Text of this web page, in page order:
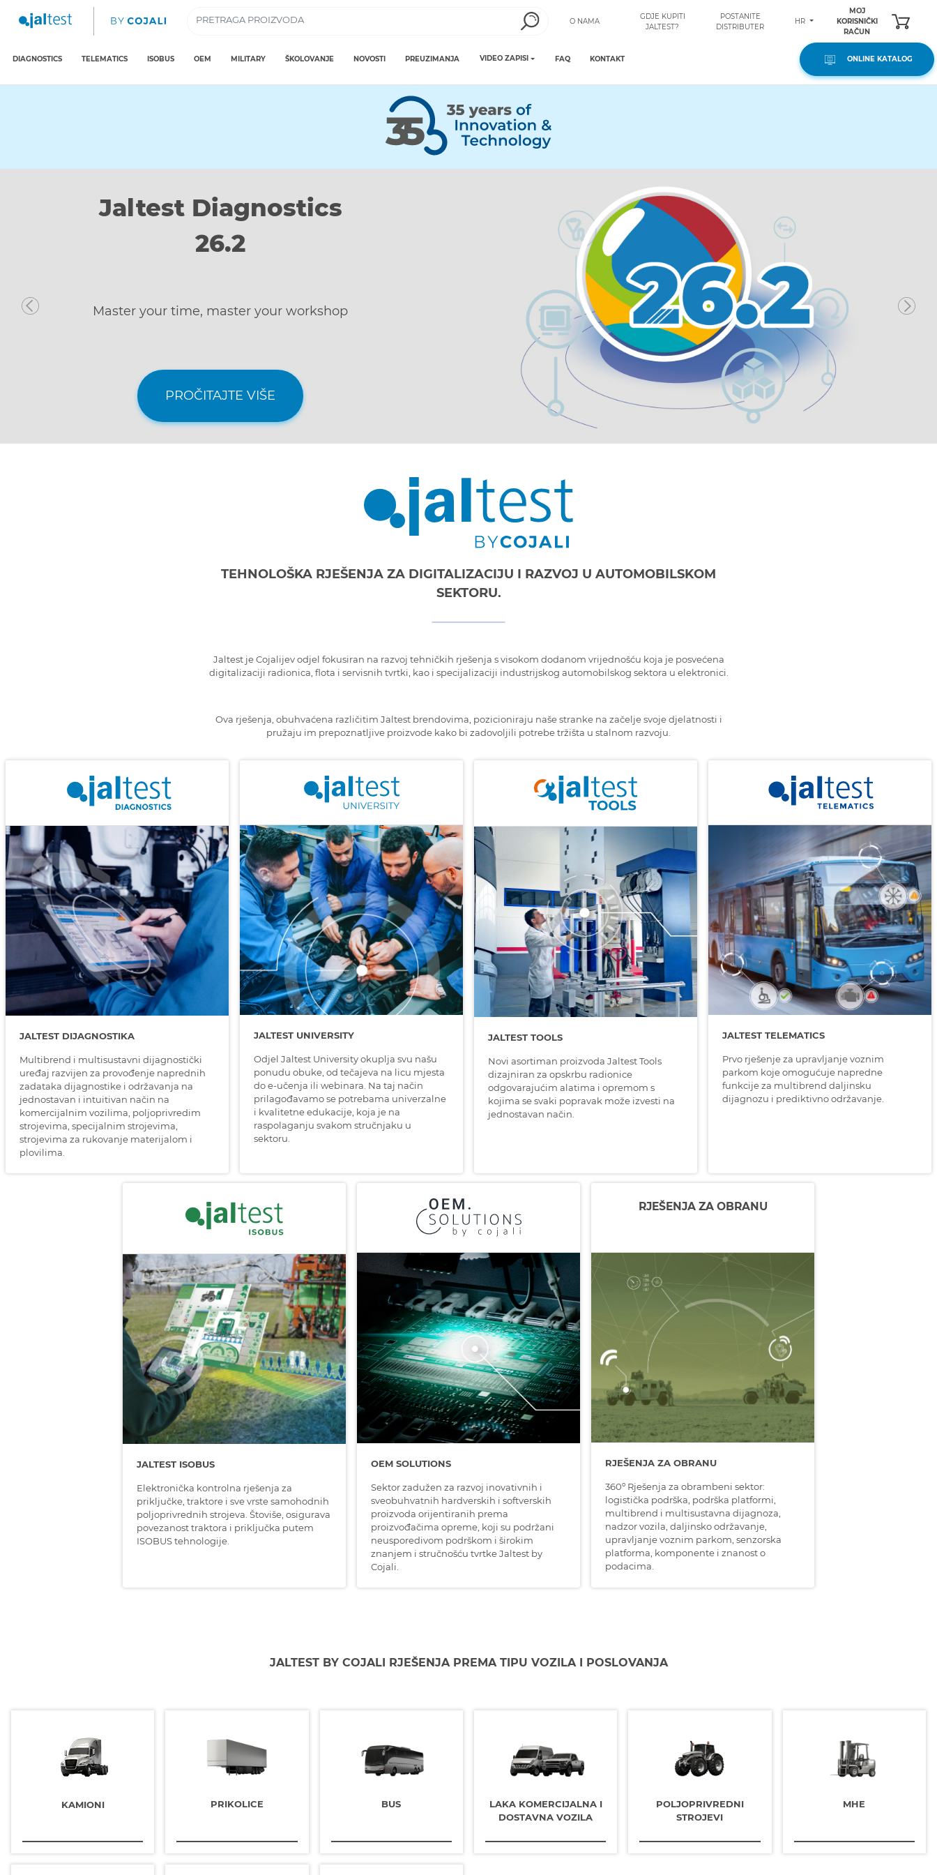
O NAMA
GDJE KUPITI
JALTEST?
POSTANITE
DISTRIBUTER
HR
MOJ
KORISNIČKI
RAČUN
DIAGNOSTICS TELEMATICS ISOBUS OEM MILITARY ŠKOLOVANJE NOVOSTI PREUZIMANJA VIDEO ZAPISI FAQ KONTAKT ONLINE KATALOG
Discover Jaltest
Telematics
Built to solve, not just monitor. Act from
TEHNOLOŠKA RJEŠENJA ZA DIGITALIZACIJU I RAZVOJ U AUTOMOBILSKOM
SEKTORU.
Jaltest je Cojalijev odjel fokusiran na razvoj tehničkih rješenja s visokom dodanom vrijednošću koja je posvećena
digitalizaciji radionica, flota i servisnih tvrtki, kao i specijalizaciji industrijskog automobilskog sektora u elektronici.
Ova rješenja, obuhvaćena različitim Jaltest brendovima, pozicioniraju naše stranke na začelje svoje djelatnosti i
pružaju im prepoznatljive proizvode kako bi zadovoljili potrebe tržišta u stalnom razvoju.
Multibrend i multisustavni dijagnostički
uređaj razvijen za provođenje naprednih
zadataka dijagnostike i održavanja na
jednostavan i intuitivan način na
komercijalnim vozilima, poljoprivredim
strojevima, specijalnim strojevima,
strojevima za rukovanje materijalom i
plovilima.
Odjel Jaltest University okuplja svu našu
ponudu obuke, od tečajeva na licu mjesta
do e-učenja ili webinara. Na taj način
prilagođavamo se potrebama univerzalne
i kvalitetne edukacije, koja je na
raspolaganju svakom stručnjaku u
Novi asortiman proizvoda Jaltest Tools
dizajniran za opskrbu radionice
odgovarajućim alatima i opremom s
kojima se svaki popravak može izvesti na
jednostavan način.
Prvo rješenje za upravljanje voznim
parkom koje omogućuje napredne
funkcije za multibrend daljinsku
dijagnozu i prediktivno održavanje.
Elektronička kontrolna rješenja za
priključke, traktore i sve vrste samohodnih
poljoprivrednih strojeva. Štoviše, osigurava
povezanost traktora i priključka putem
ISOBUS tehnologije.
Sektor zadužen za razvoj inovativnih i
sveobuhvatnih hardverskih i softverskih
proizvoda orijentiranih prema
proizvođačima opreme, koji su podržani
neusporedivom podrškom i širokim
znanjem i stručnošću tvrtke Jaltest by
Cojali.
360º Rješenja za obrambeni sektor:
logistička podrška, podrška platformi,
multibrend i multisustavna dijagnoza,
nadzor vozila, daljinsko održavanje,
upravljanje voznim parkom, senzorska
platforma, komponente i znanost o
podacima.
LAKA KOMERCIJALNA I
POLJOPRIVREDNI